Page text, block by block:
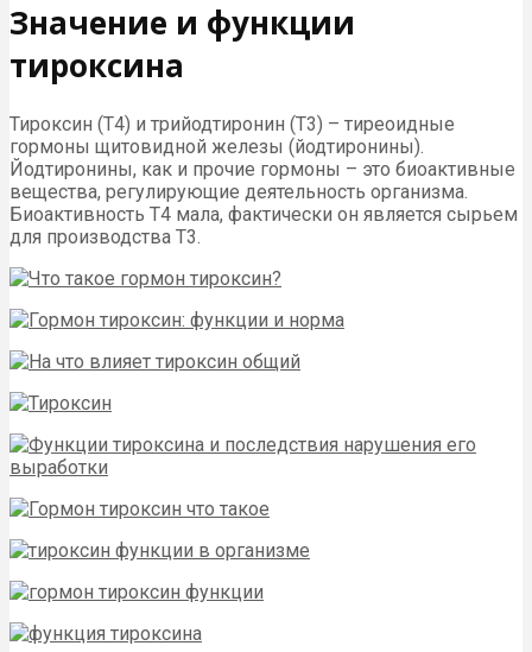
Значение и функции
тироксина
Тироксин (Т4) и трийодтиронин (Т3) – тиреоидные
гормоны щитовидной железы (йодтиронины).
Йодтиронины, как и прочие гормоны – это биоактивные
вещества, регулирующие деятельность организма.
Биоактивность Т4 мала, фактически он является сырьем
для производства Т3.